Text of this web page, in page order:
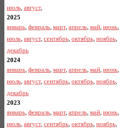
июль, август,
2025
январь, февраль, март, апрель, май, июнь,
июль, август, сентябрь, октябрь, ноябрь,
декабрь
2024
январь, февраль, март, апрель, май, июнь,
июль, август, сентябрь, октябрь, ноябрь,
декабрь
2023
январь, февраль, март, апрель, май, июнь,
июль, август, сентябрь, октябрь, ноябрь,